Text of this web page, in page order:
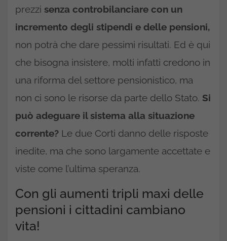
prezzi senza controbilanciare con un
incremento degli stipendi e delle pensioni,
non potrà che dare pessimi risultati. Ed è qui
che bisogna insistere, molti infatti credono in
una riforma del settore pensionistico, ma
non ci sono le risorse da parte dello Stato. Si
può adeguare il sistema alla situazione
corrente? Le due Corti danno delle risposte
inedite, ma che sono largamente accettate e
viste come l’ultima speranza.
Con gli aumenti tripli maxi delle
pensioni i cittadini cambiano
vita!